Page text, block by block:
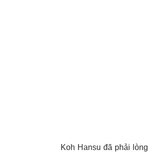
Koh Hansu đã phải